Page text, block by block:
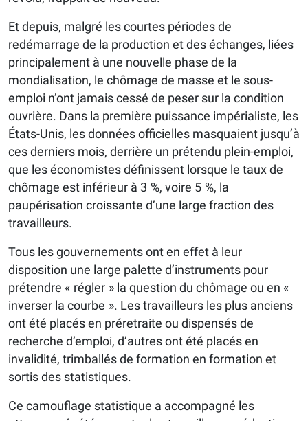
Et depuis, malgré les courtes périodes de
redémarrage de la production et des échanges, liées
principalement à une nouvelle phase de la
mondialisation, le chômage de masse et le sous-
emploi n’ont jamais cessé de peser sur la condition
ouvrière. Dans la première puissance impérialiste, les
États-Unis, les données officielles masquaient jusqu’à
ces derniers mois, derrière un prétendu plein-emploi,
que les économistes définissent lorsque le taux de
chômage est inférieur à 3 %, voire 5 %, la
paupérisation croissante d’une large fraction des
travailleurs.
Tous les gouvernements ont en effet à leur
disposition une large palette d’instruments pour
prétendre « régler » la question du chômage ou en «
inverser la courbe ». Les travailleurs les plus anciens
ont été placés en préretraite ou dispensés de
recherche d’emploi, d’autres ont été placés en
invalidité, trimballés de formation en formation et
sortis des statistiques.
Ce camouflage statistique a accompagné les